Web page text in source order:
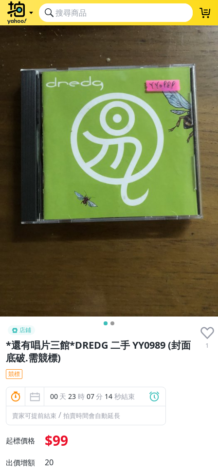
店鋪
*還有唱片三館*DREDG 二手 YY0989 (封面
底破.需競標)
1
競標
00 天 23 時 07分 13 秒結束
賣家可提前結束 / 拍賣時間會自動延長
起標價格 $99
出價增額 20